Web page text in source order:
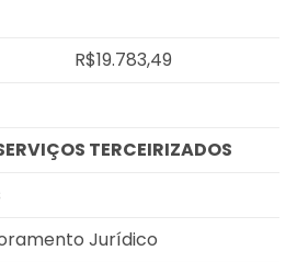
R$19.783,49
TERCEIRIZADOS
Jurídico